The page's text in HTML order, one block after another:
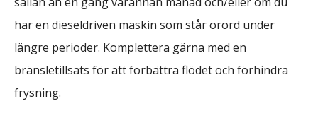
har en dieseldriven maskin som står orörd under
längre perioder. Komplettera gärna med en
bränsletillsats för att förbättra flödet och förhindra
frysning.